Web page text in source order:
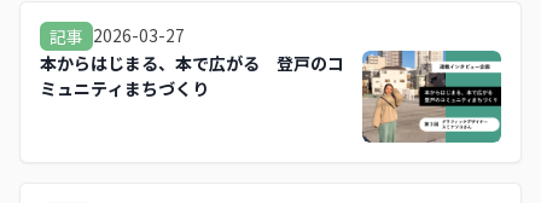
記事 2026-03-27
本からはじまる、本で広がる 登戸のコ
ミュニティまちづくり